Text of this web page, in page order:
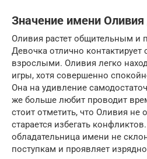
Значение имени
Оливия растет общительным и
Девочка отлично контактирует
взрослыми. Оливия легко
игры, хотя совершенно
Она на удивление
же больше любит проводит
стоит отметить, что Оливия не
старается избегать
обладательница имени не
поступкам и проявляет